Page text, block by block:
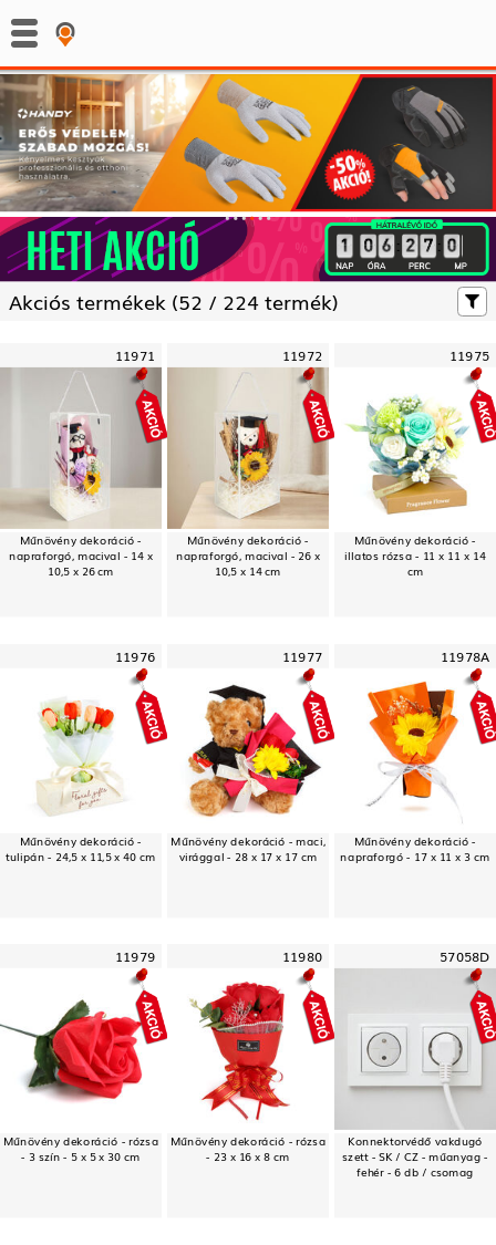
: :
Akciós termékek (52 / 224 termék)
11971
Műnövény dekoráció -
napraforgó, macival - 14 x
10,5 x 26 cm
11972
Műnövény dekoráció -
napraforgó, macival - 26 x
10,5 x 14 cm
11975
Műnövény dekoráció -
illatos rózsa - 11 x 11 x 14
cm
11976
Műnövény dekoráció -
tulipán - 24,5 x 11,5 x 40 cm
11977
Műnövény dekoráció - maci,
virággal - 28 x 17 x 17 cm
11978A
Műnövény dekoráció -
napraforgó - 17 x 11 x 3 cm
11979
Műnövény dekoráció - rózsa
- 3 szín - 5 x 5 x 30 cm
11980
Műnövény dekoráció - rózsa
- 23 x 16 x 8 cm
57058D
Konnektorvédő vakdugó
szett - SK / CZ - műanyag -
fehér - 6 db / csomag